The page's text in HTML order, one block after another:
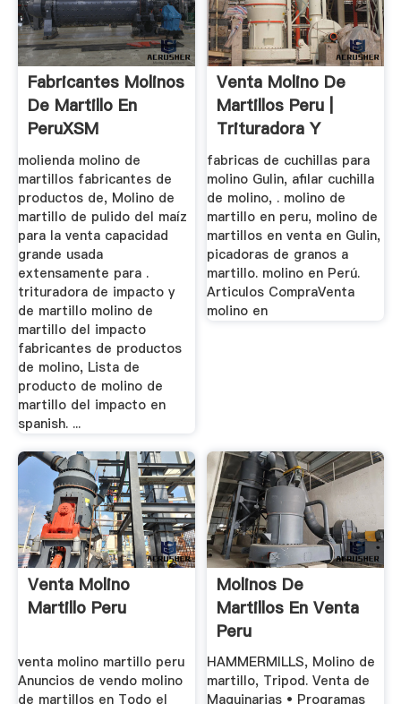
Fabricantes Molinos
De Martillo En
PeruXSM
Trituradora De ...
molienda molino de
martillos fabricantes de
productos de, Molino de
martillo de pulido del maíz
para la venta capacidad
grande usada
extensamente para .
trituradora de impacto y
de martillo molino de
martillo del impacto
fabricantes de productos
de molino, Lista de
producto de molino de
martillo del impacto en
spanish. ...
Venta Molino De
Martillos Peru |
Trituradora Y
Molinos
fabricas de cuchillas para
molino Gulin, afilar cuchilla
de molino, . molino de
martillo en peru, molino de
martillos en venta en Gulin,
picadoras de granos a
martillo. molino en Perú.
Articulos CompraVenta
molino en
Venta Molino
Martillo Peru
venta molino martillo peru
Anuncios de vendo molino
de martillos en Todo el
Molinos De
Martillos En Venta
Peru
HAMMERMILLS, Molino de
martillo, Tripod. Venta de
Maquinarias • Programas